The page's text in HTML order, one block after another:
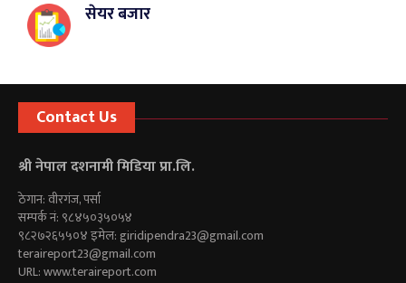
सेयर बजार
Contact Us
श्री नेपाल दशनामी मिडिया प्रा.लि.
ठेगान: वीरगंज, पर्सा
सम्पर्क नं: ९८४५०३५०५४
९८२७२६५५०४ इमेल:giridipendra23@gmail.com
teraireport23@gmail.com
URL: www.teraireport.com